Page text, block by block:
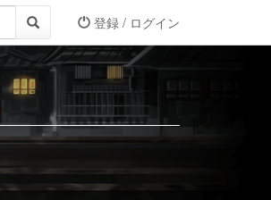
登録 / ログイン